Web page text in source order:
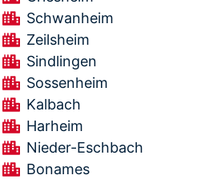
Schwanheim
Zeilsheim
Sindlingen
Sossenheim
Kalbach
Harheim
Nieder-Eschbach
Bonames